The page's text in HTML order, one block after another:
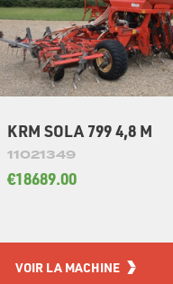
KRM SOLA 799 4,8 M
11021349
€18689.00
VOIR LA MACHINE